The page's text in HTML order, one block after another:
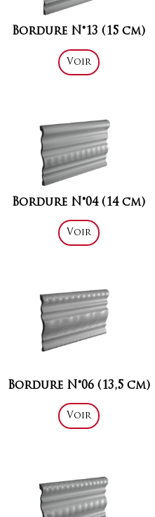
Bordure N°13 (15 cm)
Voir
Bordure N°04 (14 cm)
Voir
Bordure N°06 (13,5 cm)
Voir